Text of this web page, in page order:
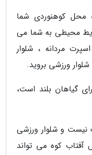
محل کوهنوردی شما
محیطی به شما می
مردانه ، شلوار
ورزشی بروید.
گیاهان بلند است،
نیست و شلوار ورزشی
آفتاب کوه می تواند